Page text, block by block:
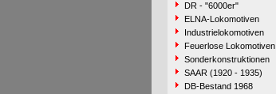
DR - "6000er"
ELNA-Lokomotiven
Industrielokomotiven
Feuerlose Lokomotiven
Sonderkonstruktionen
SAAR (1920 - 1935)
DB-Bestand 1968